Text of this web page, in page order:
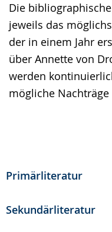
Die
jeweils das
der in einem Jahr
über Annette von
werden
mögliche Nachträge
wechseln.
Deutscher
Gebärdensprache
wird
angezeigt.
Primärliteratur
Sekundärliteratur